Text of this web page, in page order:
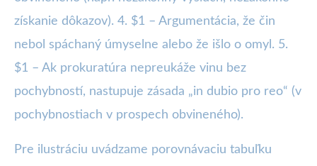
získanie dôkazov). 4. $1 – Argumentácia, že čin
nebol spáchaný úmyselne alebo že išlo o omyl. 5.
$1 – Ak prokuratúra nepreukáže vinu bez
pochybností, nastupuje zásada „in dubio pro reo“ (v
pochybnostiach v prospech obvineného).
Pre ilustráciu uvádzame porovnávaciu tabuľku